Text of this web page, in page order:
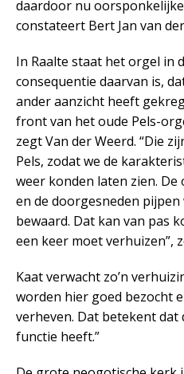
daardoor nu
constateert Bert Jan van
In Raalte staat het orgel in
consequentie daarvan is,
ander aanzicht heeft
front van het oude Pels-
zegt Van der Weerd. “Die
Pels, zodat we de
weer konden laten zien.
en de doorgesneden
bewaard. Dat kan van pas
een keer moet verhuizen”,
Kaat verwacht zo’n
worden hier goed bezocht
verheven. Dat betekent dat
functie heeft.”